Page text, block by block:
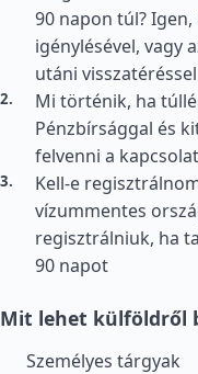
90 napon túl?
igénylésével, vagy
utáni visszatéréssel
Mi történik, ha
Pénzbírsággal és
felvenni a
Kell-e
vízummentes
regisztrálniuk, ha
90 napot
Mit lehet külföldről
Személyes tárgyak